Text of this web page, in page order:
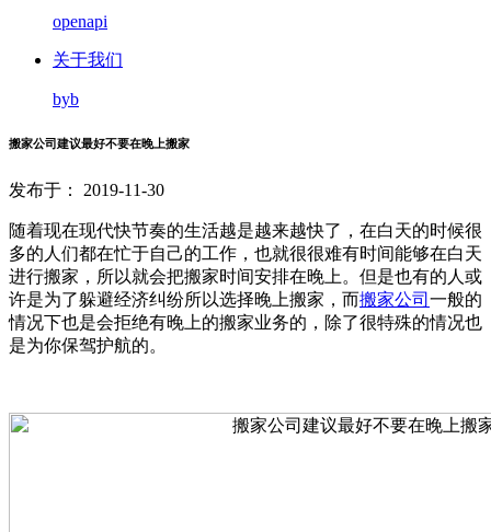
openapi
关于我们
byb
搬家公司建议最好不要在晚上搬家
发布于： 2019-11-30
随着现在现代快节奏的生活越是越来越快了，在白天的时候很
多的人们都在忙于自己的工作，也就很很难有时间能够在白天
进行搬家，所以就会把搬家时间安排在晚上。但是也有的人或
许是为了躲避经济纠纷所以选择晚上搬家，而搬家公司 一般的
情况下也是会拒绝有晚上的搬家业务的，除了很特殊的情况也
是为你保驾护航的。